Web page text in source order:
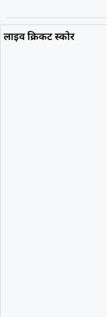
लाइव क्रिकट स्कोर